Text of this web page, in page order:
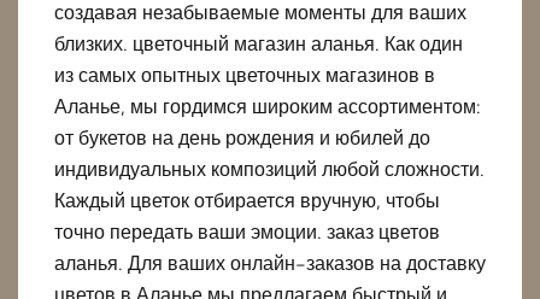
создавая незабываемые моменты для ваших
близких. цветочный магазин аланья. Как один
из самых опытных цветочных магазинов в
Аланье, мы гордимся широким ассортиментом:
от букетов на день рождения и юбилей до
индивидуальных композиций любой сложности.
Каждый цветок отбирается вручную, чтобы
точно передать ваши эмоции. заказ цветов
аланья. Для ваших онлайн-заказов на доставку
цветов в Аланье мы предлагаем быстрый и